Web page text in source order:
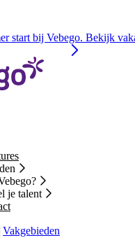
start bij Vebego. Bekijk
je talent
Vakgebieden